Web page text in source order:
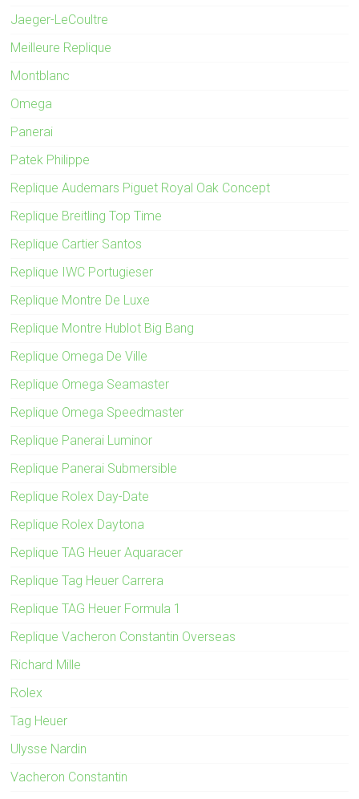
Jaeger-LeCoultre
Meilleure Replique
Montblanc
Omega
Panerai
Patek Philippe
Replique Audemars Piguet Royal Oak Concept
Replique Breitling Top Time
Replique Cartier Santos
Replique IWC Portugieser
Replique Montre De Luxe
Replique Montre Hublot Big Bang
Replique Omega De Ville
Replique Omega Seamaster
Replique Omega Speedmaster
Replique Panerai Luminor
Replique Panerai Submersible
Replique Rolex Day-Date
Replique Rolex Daytona
Replique TAG Heuer Aquaracer
Replique Tag Heuer Carrera
Replique TAG Heuer Formula 1
Replique Vacheron Constantin Overseas
Richard Mille
Rolex
Tag Heuer
Ulysse Nardin
Vacheron Constantin